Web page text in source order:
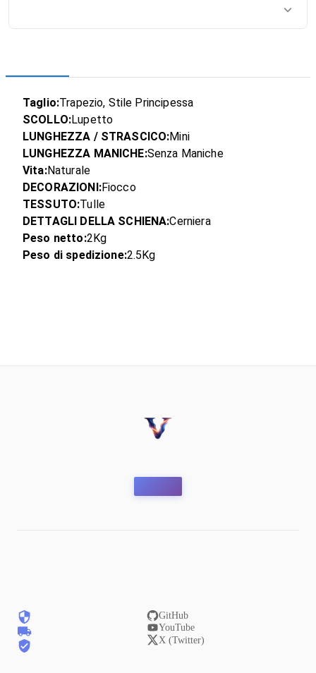
Taglio:Trapezio, Stile Principessa
SCOLLO:Lupetto
LUNGHEZZA / STRASCICO:Mini
LUNGHEZZA MANICHE:Senza Maniche
Vita:Naturale
DECORAZIONI:Fiocco
TESSUTO:Tulle
DETTAGLI DELLA SCHIENA:Cerniera
Peso netto:2Kg
Peso di spedizione:2.5Kg
GitHub
YouTube
X (Twitter)